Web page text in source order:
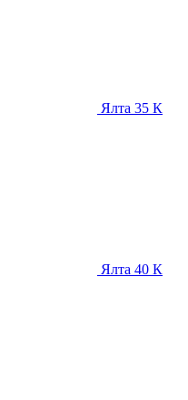
Ялта 35 К
Ялта 40 К